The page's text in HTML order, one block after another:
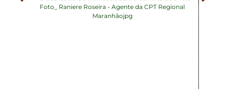
Foto_ Raniere Roseira - Agente da CPT Regional
Maranhãojpg